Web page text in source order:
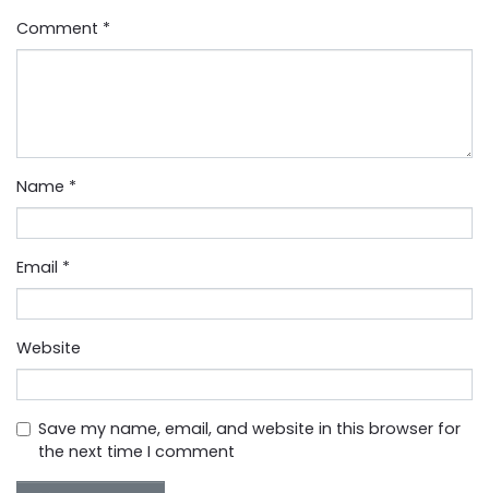
Comment *
Name *
Email *
Website
Save my name, email, and website in this browser for
the next time I comment